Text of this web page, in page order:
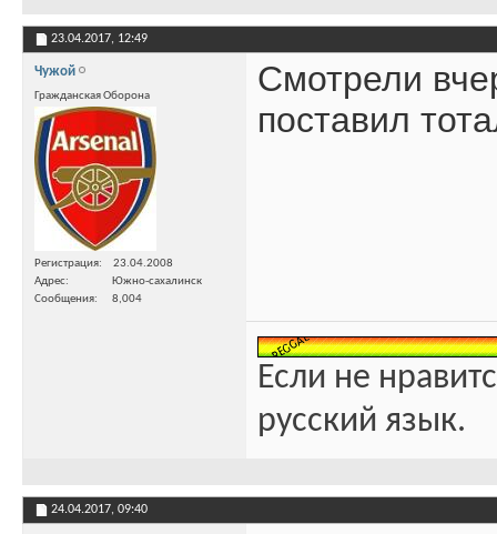
23.04.2017, 12:49
Чужой
Гражданская Оборона
Регистрация
23.04.2008
Адрес
Южно-сахалинск
Сообщения
8,004
Смотрели
поставил
Если не
русский язык.
24.04.2017, 09:40